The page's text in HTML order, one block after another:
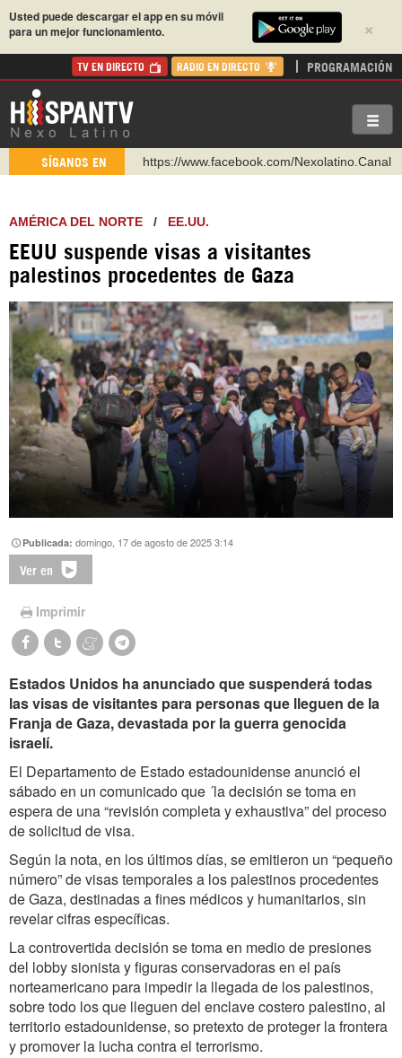
×
Usted puede descargar el app en su móvil
para un mejor funcionamiento.
TV EN DIRECTO RADIO EN DIRECTO PROGRAMACIÓN
SÍGANOS EN
https://www.facebook.com/Nexolatino.Canal
http://twitter.com/nexo_latino
https://t.me/hispantvcanal
https://urmedium.com/c/hispantv
Instagram como: hispan_tv
AMÉRICA DEL NORTE / EE.UU.
EEUU suspende visas a visitantes
palestinos procedentes de Gaza
Publicada:domingo, 17 de agosto de 2025 3:14
Ver en
Imprimir
Estados Unidos ha anunciado que suspenderá todas
las visas de visitantes para personas que lleguen de la
Franja de Gaza, devastada por la guerra genocida
israelí.
El Departamento de Estado estadounidense anunció el
sábado en un comunicado que ´la decisión se toma en
espera de una “revisión completa y exhaustiva” del proceso
de solicitud de visa.
Según la nota, en los últimos días, se emitieron un “pequeño
número” de visas temporales a los palestinos procedentes
de Gaza, destinadas a fines médicos y humanitarios, sin
revelar cifras específicas.
La controvertida decisión se toma en medio de presiones
del lobby sionista y figuras conservadoras en el país
norteamericano para impedir la llegada de los palestinos,
sobre todo los que lleguen del enclave costero palestino, al
territorio estadounidense, so pretexto de proteger la frontera
y promover la lucha contra el terrorismo.